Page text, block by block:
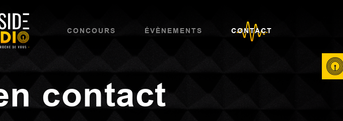
CONCOURS ÉVÈNEMENTS CONTACT
contact